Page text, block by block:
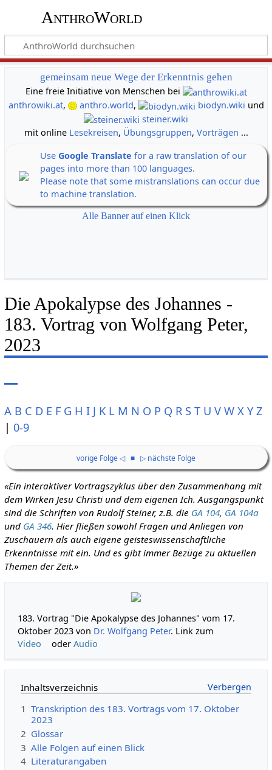
AnthroWorld
gemeinsam neue Wege der Erkenntnis gehen
Eine freie Initiative von Menschen bei
anthrowiki.at, anthro.world, biodyn.wiki und
steiner.wiki
mit online Lesekreisen, Übungsgruppen, Vorträgen ...
Use Google Translate for a raw translation of our
pages into more than 100 languages.
Please note that some mistranslations can occur due
to machine translation.
Alle Banner auf einen Klick
Die Apokalypse des Johannes -
183. Vortrag von Wolfgang Peter,
2023
A B C D E F G H I J K L M N O P Q R S T U V W X Y Z
| 0-9
vorige Folge ◁ ■ ▷ nächste Folge
«Ein interaktiver Vortragszyklus über den Zusammenhang mit
dem Wirken Jesu Christi und dem eigenen Ich. Ausgangspunkt
sind die Schriften von Rudolf Steiner, z.B. die GA 104, GA 104a
und GA 346. Hier fließen sowohl Fragen und Anliegen von
Zuschauern als auch eigene geisteswissenschaftliche
Erkenntnisse mit ein. Und es gibt immer Bezüge zu aktuellen
Themen der Zeit.»
183. Vortrag "Die Apokalypse des Johannes" vom 17.
Oktober 2023 von Dr. Wolfgang Peter. Link zum
Video
oderAudio
Inhaltsverzeichnis
1 Transkription des 183. Vortrags vom 17. Oktober
2023
2 Glossar
3 Alle Folgen auf einen Blick
4 Literaturangaben